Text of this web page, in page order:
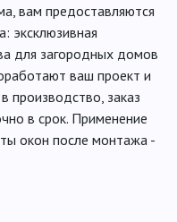
вам предоставляются
эксклюзивная
для загородных домов
ваш проект и
производство, заказ
в срок. Применение
окон после монтажа -